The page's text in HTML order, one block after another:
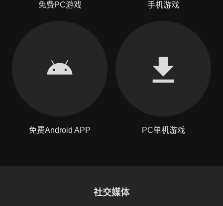
免费PC游戏 手机游戏
免费Android APP PC单机游戏
社交媒体